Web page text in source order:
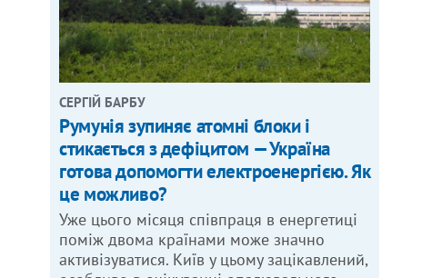
СЕРГІЙ БАРБУ
Румунія зупиняє атомні блоки і
стикається з дефіцитом — Україна
готова допомогти електроенергією. Як
це можливо?
Уже цього місяця співпраця в енергетиці
поміж двома країнами може значно
активізуватися. Київ у цьому зацікавлений,